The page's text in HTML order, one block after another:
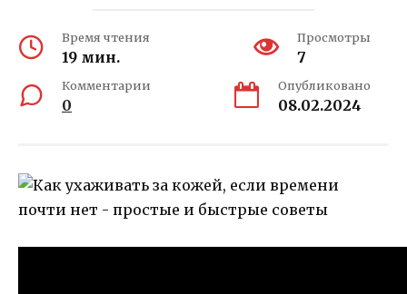
Время чтения
19 мин.
Просмотры
7
Комментарии
0
Опубликовано
08.02.2024